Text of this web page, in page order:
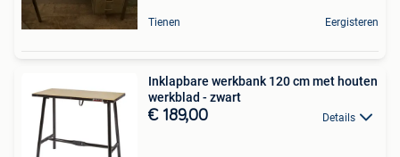
Tienen Eergisteren
Inklapbare werkbank 120 cm met houten
werkblad - zwart
€ 189,00 Details